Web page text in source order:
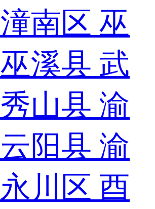
潼南区 巫
巫溪县 武
秀山县 渝
云阳县 渝
永川区 酉